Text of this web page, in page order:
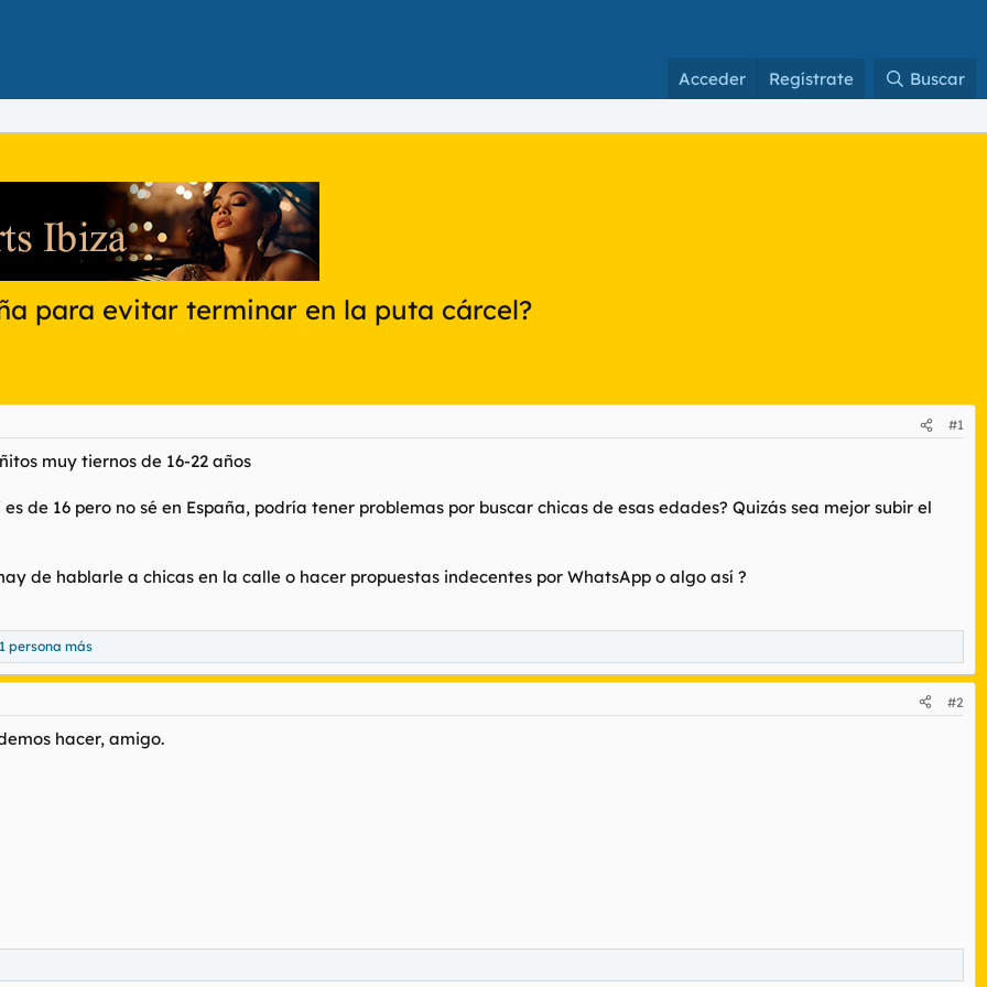
Acceder Regístrate Buscar
para evitar terminar en la puta cárcel?
#1
muy tiernos de 16-22 años
de 16 pero no sé en España, podría tener problemas por buscar chicas de esas edades? Quizás sea mejor subir el
de hablarle a chicas en la calle o hacer propuestas indecentes por WhatsApp o algo así ?
persona más
#2
hacer, amigo.